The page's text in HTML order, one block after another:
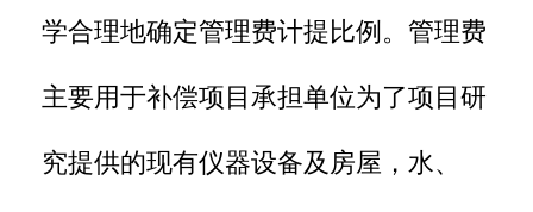
学合理地确定管理费计提比例。管理费
主要用于补偿项目承担单位为了项目研
究提供的现有仪器设备及房屋，水、